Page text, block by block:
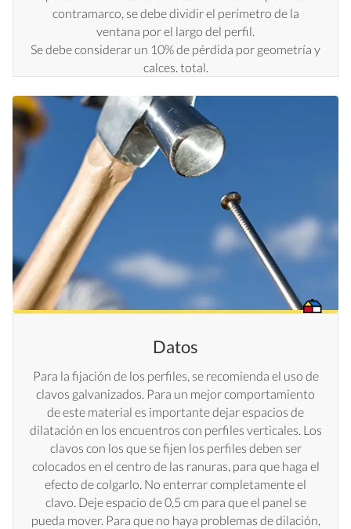
contramarco, se debe dividir el perímetro de la
ventana por el largo del perfil.
Se debe considerar un 10% de pérdida por geometría y
calces. total.
Datos
Para la fijación de los perfiles, se recomienda el uso de
clavos galvanizados. Para un mejor comportamiento
de este material es importante dejar espacios de
dilatación en los encuentros con perfiles verticales. Los
clavos con los que se fijen los perfiles deben ser
colocados en el centro de las ranuras, para que haga el
efecto de colgarlo. No enterrar completamente el
clavo. Deje espacio de 0,5 cm para que el panel se
pueda mover. Para que no haya problemas de dilación,